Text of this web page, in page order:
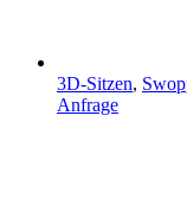
3D-Sitzen,
Anfrage